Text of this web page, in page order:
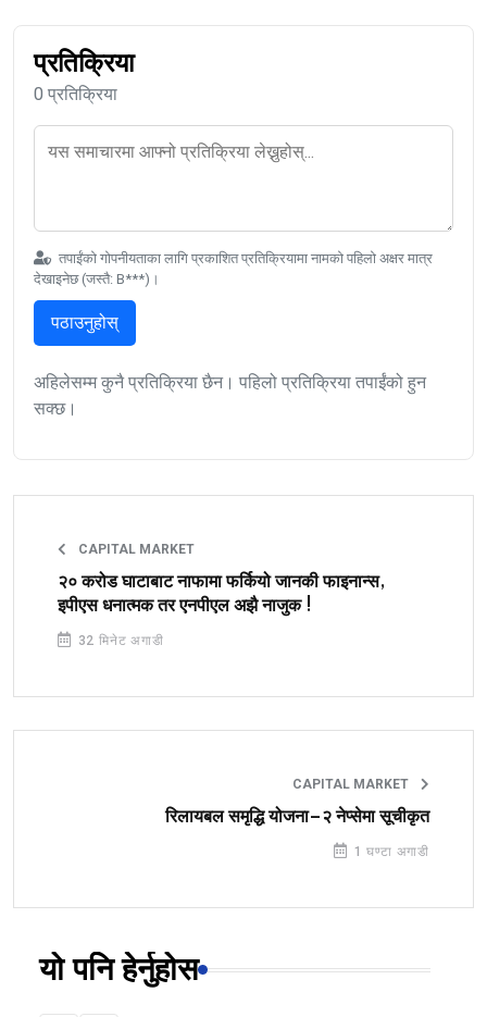
प्रतिक्रिया
0 प्रतिक्रिया
तपाईंको गोपनीयताका लागि प्रकाशित प्रतिक्रियामा नामको पहिलो अक्षर मात्र
देखाइनेछ (जस्तै: B***)।
पठाउनुहोस्
अहिलेसम्म कुनै प्रतिक्रिया छैन। पहिलो प्रतिक्रिया तपाईंको हुन
सक्छ।
CAPITAL MARKET
२० करोड घाटाबाट नाफामा फर्कियो जानकी फाइनान्स,
इपीएस धनात्मक तर एनपीएल अझै नाजुक !
32 मिनेट अगाडी
CAPITAL MARKET
रिलायबल समृद्धि योजना–२ नेप्सेमा सूचीकृत
1 घण्टा अगाडी
यो पनि हेर्नुहोस